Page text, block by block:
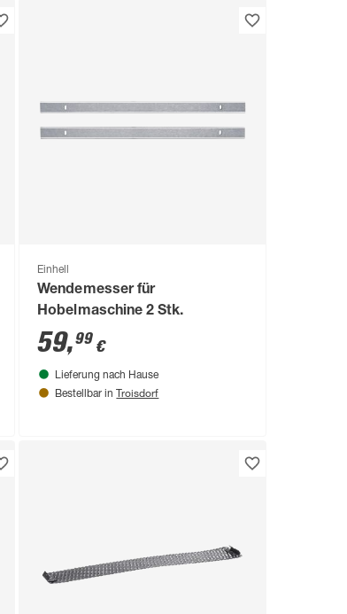
Einhell
Wendemesser für
Hobelmaschine 2 Stk.
59,99 €
Lieferung nach Hause
Bestellbar in Troisdorf